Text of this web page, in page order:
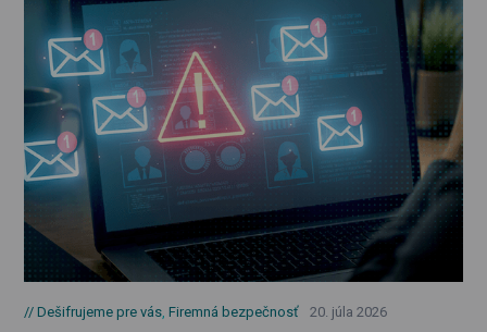
Dešifrujeme pre vás,Firemná bezpečnosť 20. júla 2026